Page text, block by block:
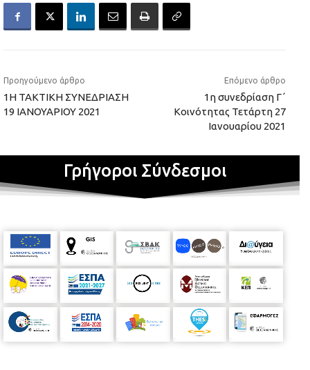
Προηγούμενο άρθρο
1Η ΤΑΚΤΙΚΗ ΣΥΝΕΔΡΙΑΣΗ
19 ΙΑΝΟΥΑΡΙΟΥ 2021
Επόμενο άρθρο
1η συνεδρίαση Γ΄
Κοινότητας Τετάρτη 27
Ιανουαρίου 2021
Γρήγοροι Σύνδεσμοι